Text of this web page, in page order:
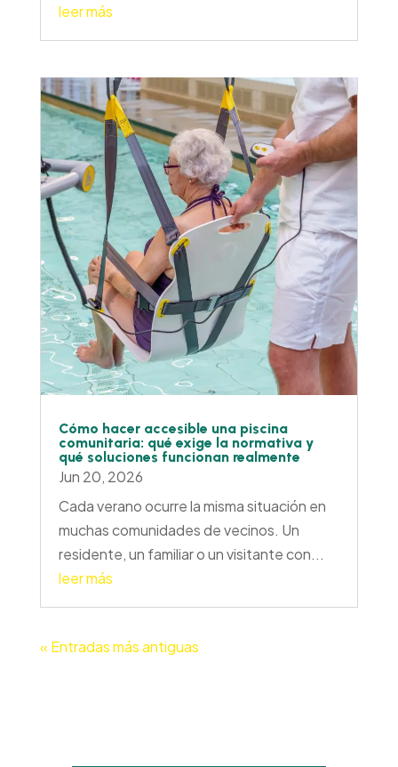
leer más
Cómo hacer accesible una piscina
comunitaria: qué exige la normativa y
qué soluciones funcionan realmente
Jun 20, 2026
Cada verano ocurre la misma situación en
muchas comunidades de vecinos. Un
residente, un familiar o un visitante con...
leer más
« Entradas más antiguas